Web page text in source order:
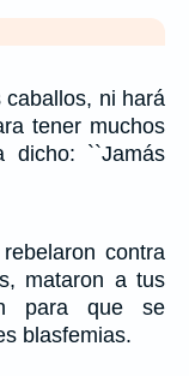
ni hará
tener muchos
dicho: ``Jamás
contra
mataron a tus
para que se
blasfemias.